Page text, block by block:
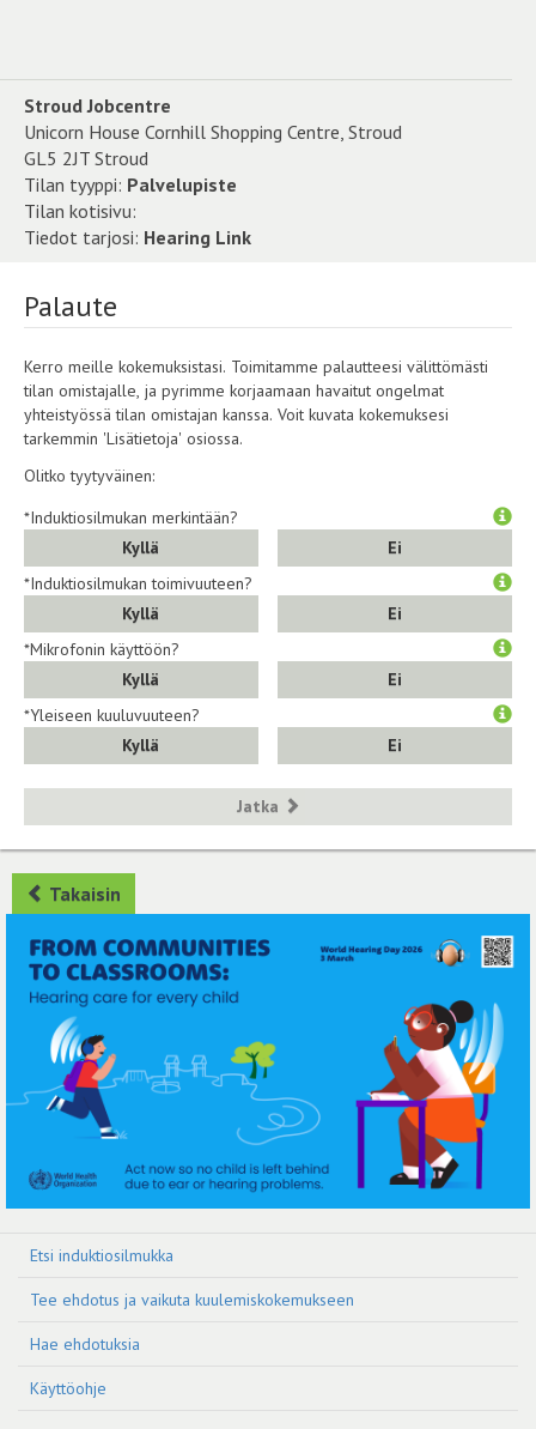
Stroud Jobcentre
Unicorn House Cornhill Shopping Centre, Stroud
GL5 2JT Stroud
Tilan tyyppi: Palvelupiste
Tilan kotisivu:
Tiedot tarjosi: Hearing Link
Palaute
Kerro meille kokemuksistasi. Toimitamme palautteesi välittömästi
tilan omistajalle, ja pyrimme korjaamaan havaitut ongelmat
yhteistyössä tilan omistajan kanssa. Voit kuvata kokemuksesi
tarkemmin 'Lisätietoja' osiossa.
Olitko tyytyväinen:
*Induktiosilmukan merkintään?
Kyllä
Ei
*Induktiosilmukan toimivuuteen?
Kyllä
Ei
*Mikrofonin käyttöön?
Kyllä
Ei
*Yleiseen kuuluvuuteen?
Kyllä
Ei
Jatka
Takaisin
Etsi induktiosilmukka
Tee ehdotus ja vaikuta kuulemiskokemukseen
Hae ehdotuksia
Käyttöohje